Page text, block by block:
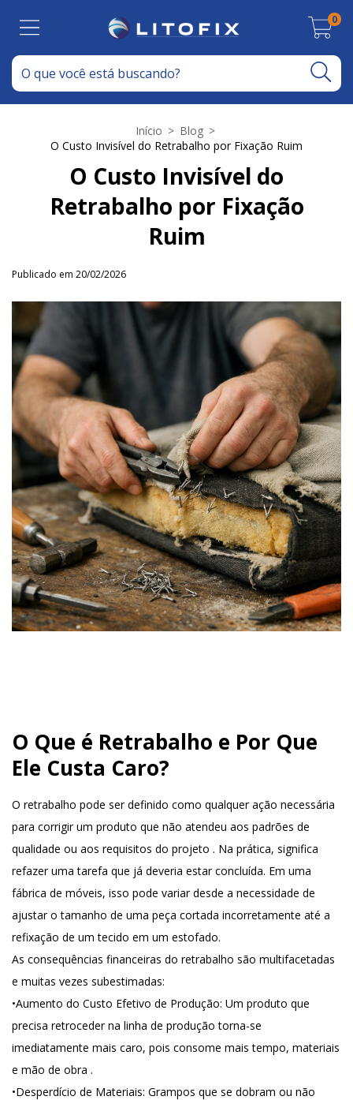
0
Início > Blog >
O Custo Invisível do Retrabalho por Fixação Ruim
O Custo Invisível do
Retrabalho por Fixação
Ruim
Publicado em 20/02/2026
O Que é Retrabalho e Por Que
Ele Custa Caro?
O retrabalho pode ser definido como qualquer ação necessária
para corrigir um produto que não atendeu aos padrões de
qualidade ou aos requisitos do projeto . Na prática, significa
refazer uma tarefa que já deveria estar concluída. Em uma
fábrica de móveis, isso pode variar desde a necessidade de
ajustar o tamanho de uma peça cortada incorretamente até a
refixação de um tecido em um estofado.
As consequências financeiras do retrabalho são multifacetadas
e muitas vezes subestimadas:
•Aumento do Custo Efetivo de Produção: Um produto que
precisa retroceder na linha de produção torna-se
imediatamente mais caro, pois consome mais tempo, materiais
e mão de obra .
•Desperdício de Materiais: Grampos que se dobram ou não